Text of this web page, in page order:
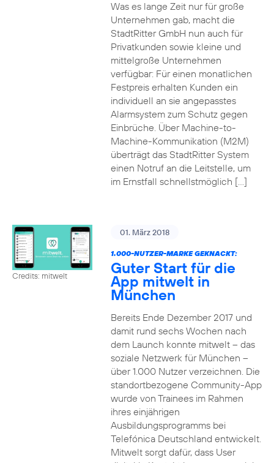
Was es lange Zeit nur für große
Unternehmen gab, macht die
StadtRitter GmbH nun auch für
Privatkunden sowie kleine und
mittelgroße Unternehmen
verfügbar: Für einen monatlichen
Festpreis erhalten Kunden ein
individuell an sie angepasstes
Alarmsystem zum Schutz gegen
Einbrüche. Über Machine-to-
Machine-Kommunikation (M2M)
überträgt das StadtRitter System
einen Notruf an die Leitstelle, um
im Ernstfall schnellstmöglich […]
Credits: mitwelt
01. März 2018
1.000-NUTZER-MARKE GEKNACKT:
Guter Start für die
App mitwelt in
München
Bereits Ende Dezember 2017 und
damit rund sechs Wochen nach
dem Launch konnte mitwelt – das
soziale Netzwerk für München –
über 1.000 Nutzer verzeichnen. Die
standortbezogene Community-App
wurde von Trainees im Rahmen
ihres einjährigen
Ausbildungsprogramms bei
Telefónica Deutschland entwickelt.
Mitwelt sorgt dafür, dass User